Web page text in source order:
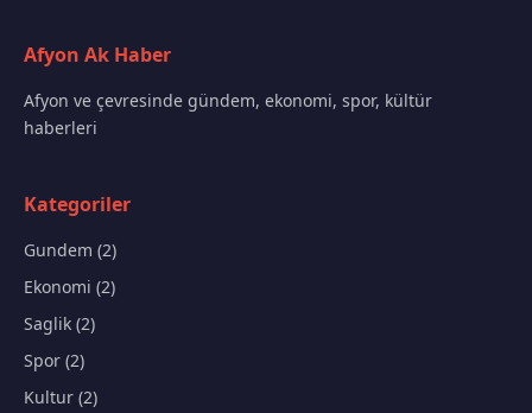
Afyon Ak Haber
Afyon ve çevresinde gündem, ekonomi, spor, kültür
haberleri
Kategoriler
Gundem (2)
Ekonomi (2)
Saglik (2)
Spor (2)
Kultur (2)